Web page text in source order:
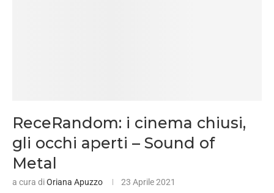
ReceRandom: i cinema chiusi,
gli occhi aperti – Sound of
Metal
a cura diOriana Apuzzo
23 Aprile 2021